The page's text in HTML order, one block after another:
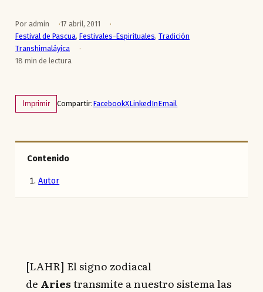
Por admin
17 abril, 2011
Festival de Pascua, Festivales-Espirituales, Tradición
Transhimaláyica
18 min de lectura
Imprimir Compartir:FacebookXLinkedInEmail
Contenido
Autor
[LAHR] El signo zodiacal
de Ariestransmite a nuestro sistema las